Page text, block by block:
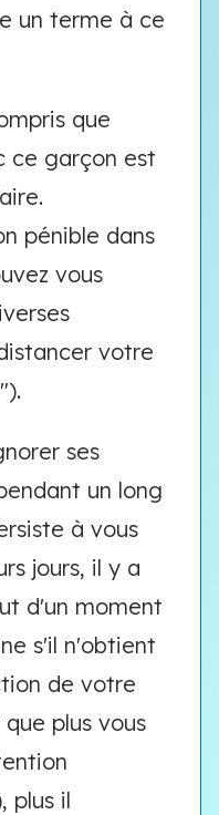
un terme à ce
que
ce garçon est
pénible dans
vous
votre
ses
un long
à vous
jours, il y a
d'un moment
s'il n'obtient
de votre
plus vous
plus il